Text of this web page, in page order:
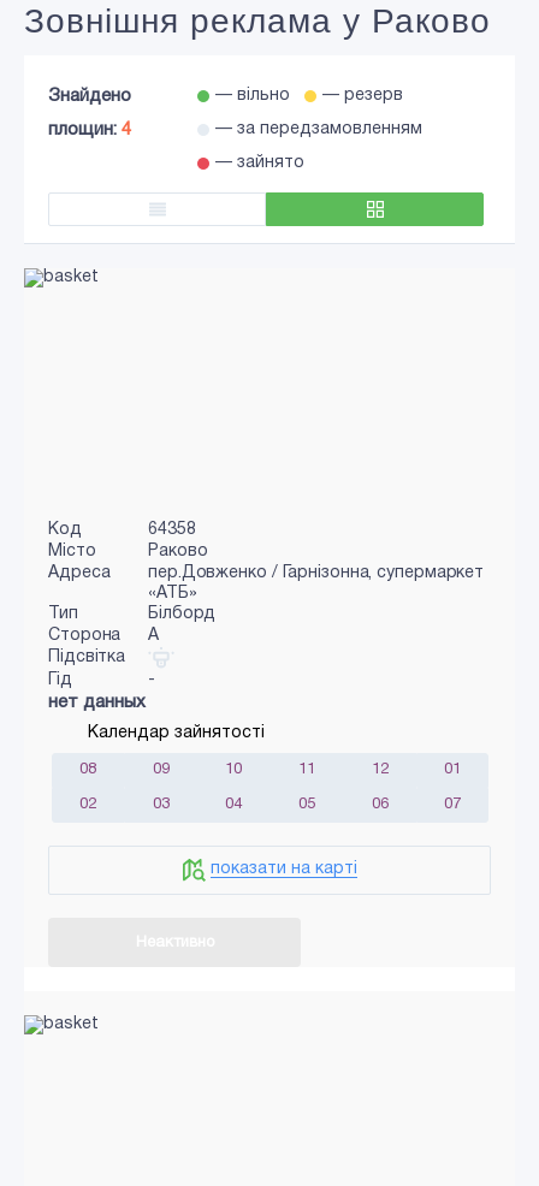
Зовнішня реклама у Раково
Знайдено
площин: 4
— вільно — резерв
— за передзамовленням
— зайнято
Код
64358
Місто
Раково
Адреса
пер.Довженко / Гарнізонна, супермаркет
«АТБ»
Тип
Білборд
Сторона
A
Підсвітка
Гід
-
нет данных
Календар зайнятості
08 09 10 11 12 01
02 03 04 05 06 07
показати на карті